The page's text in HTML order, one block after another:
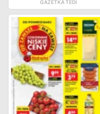
GAZETKA TEDI